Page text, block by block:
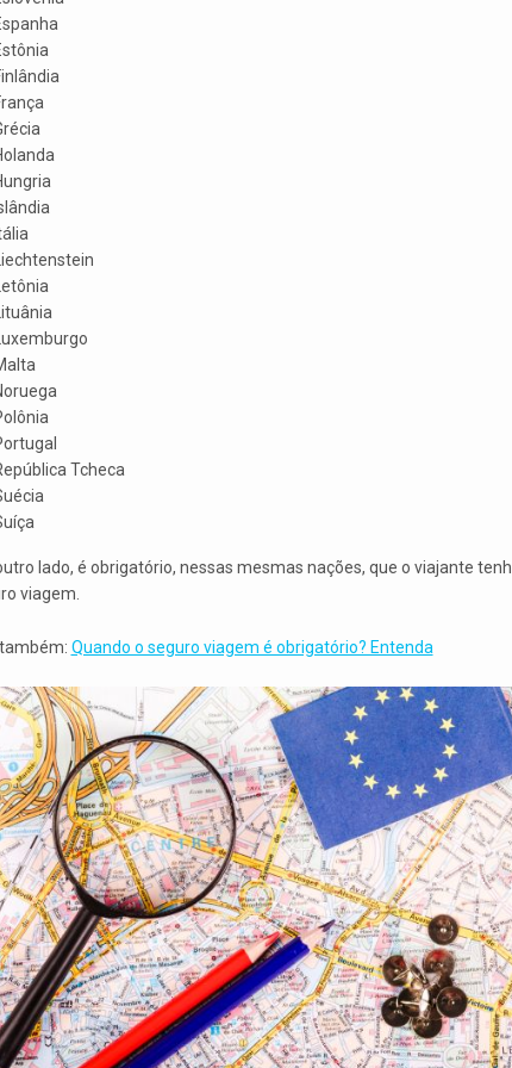
Tcheca
lado, é obrigatório, nessas mesmas nações, que o viajante
viagem.
também: Quando o seguro viagem é obrigatório? Entenda